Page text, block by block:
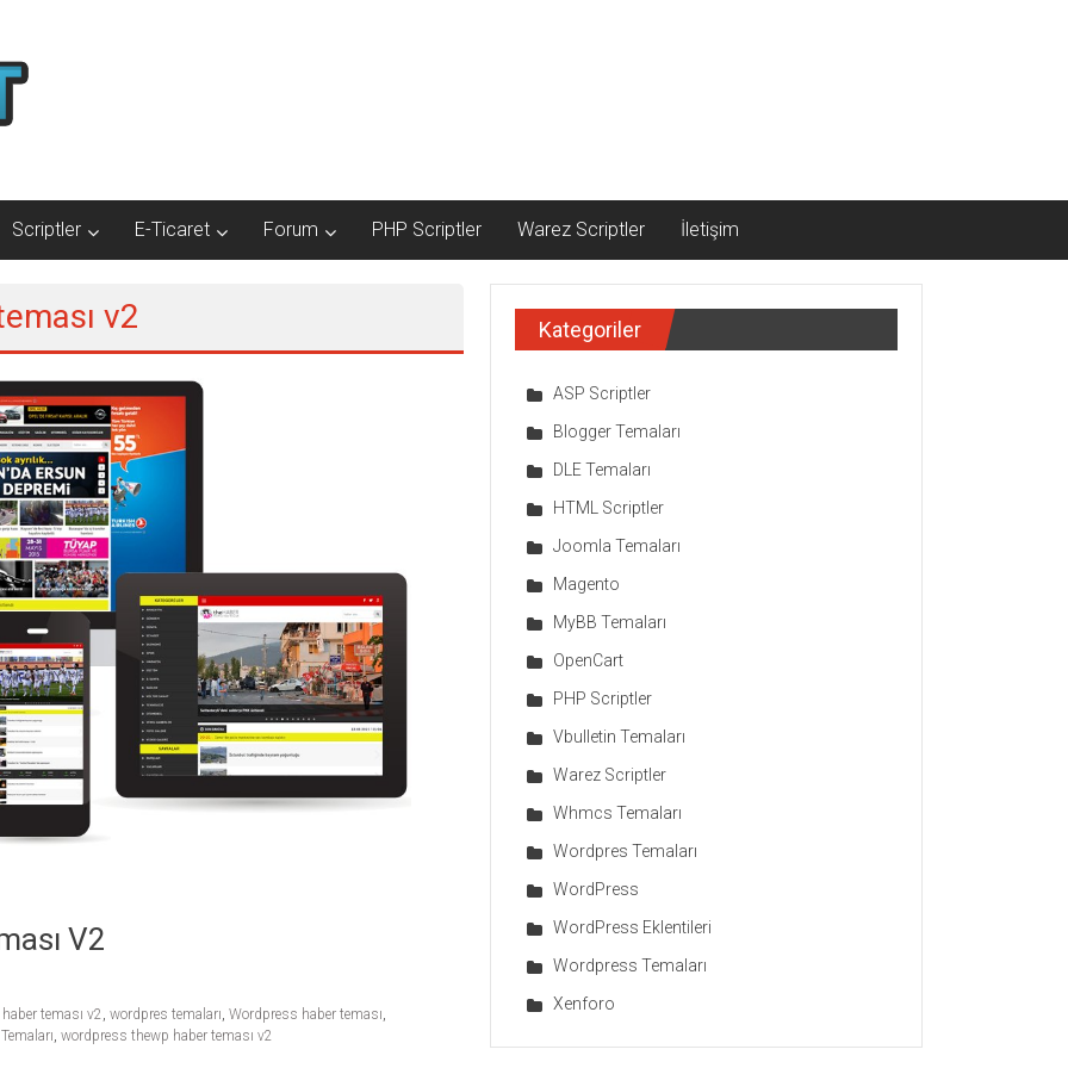
Scriptler E-Ticaret Forum PHP Scriptler Warez Scriptler İletişim
v2
V2
teması v2, wordpres temaları, Wordpress haber teması,
, wordpress thewp haber teması v2
Kategoriler
ASP Scriptler
Blogger Temaları
DLE Temaları
HTML Scriptler
Joomla Temaları
Magento
MyBB Temaları
OpenCart
PHP Scriptler
Vbulletin Temaları
Warez Scriptler
Whmcs Temaları
Wordpres Temaları
WordPress
WordPress Eklentileri
Wordpress Temaları
Xenforo